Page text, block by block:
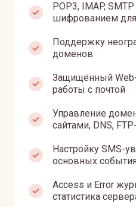
POP3, IMAP,
шифрованием
Поддержку
доменов
Защищённый
работы с почтой
Управление
сайтами, DNS,
Настройку SMS-
основных
Access и Error
статистика